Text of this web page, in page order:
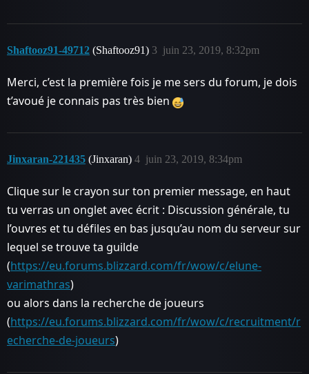
Shaftooz91-49712 (Shaftooz91) juin 23, 2019, 8:32pm
3
Merci, c’est la première fois je me sers du forum, je dois
t’avoué je connais pas très bien
Jinxaran-221435 (Jinxaran) juin 23, 2019, 8:34pm
4
Clique sur le crayon sur ton premier message, en haut
tu verras un onglet avec écrit : Discussion générale, tu
l’ouvres et tu défiles en bas jusqu’au nom du serveur sur
lequel se trouve ta guilde
(https://eu.forums.blizzard.com/fr/wow/c/elune-
varimathras)
ou alors dans la recherche de joueurs
(https://eu.forums.blizzard.com/fr/wow/c/recruitment/r
echerche-de-joueurs)